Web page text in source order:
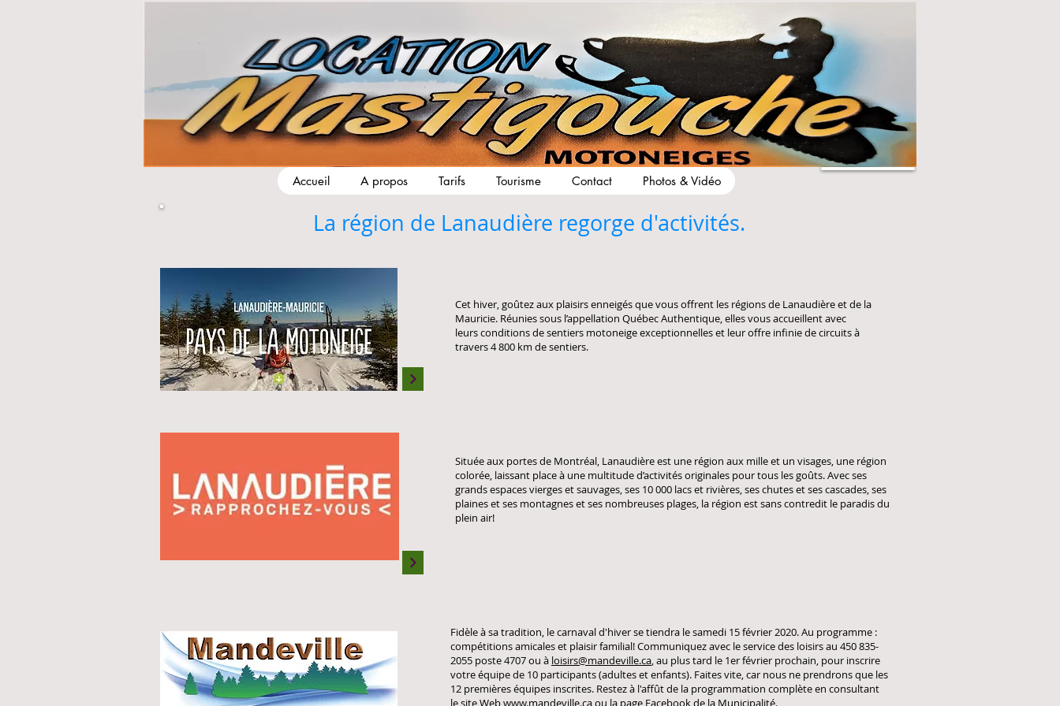
Accueil A propos Tarifs Tourisme Contact Photos & Vidéo
La région de Lanaudière regorge d'activités.
Cet hiver, goûtez aux plaisirs enneigés que vous offrent les régions de Lanaudière et de la
Mauricie. Réunies sous l’appellation Québec Authentique, elles vous accueillent avec
leurs conditions de sentiers motoneige exceptionnelles et leur offre infinie de circuits à
travers 4 800 km de sentiers.
Située aux portes de Montréal, Lanaudière est une région aux mille et un visages, une région
colorée, laissant place à une multitude d’activités originales pour tous les goûts. Avec ses
grands espaces vierges et sauvages, ses 10 000 lacs et rivières, ses chutes et ses cascades, ses
plaines et ses montagnes et ses nombreuses plages, la région est sans contredit le paradis du
plein air!
Fidèle à sa tradition, le carnaval d'hiver se tiendra le samedi 15 février 2020. Au programme :
compétitions amicales et plaisir familial! Communiquez avec le service des loisirs au 450 835-
2055 poste 4707 ou à loisirs@mandeville.ca, au plus tard le 1er février prochain, pour inscrire
votre équipe de 10 participants (adultes et enfants). Faites vite, car nous ne prendrons que les
12 premières équipes inscrites. Restez à l'affût de la programmation complète en consultant
le site Webwww.mandeville.caou la page Facebook de la Municipalité.